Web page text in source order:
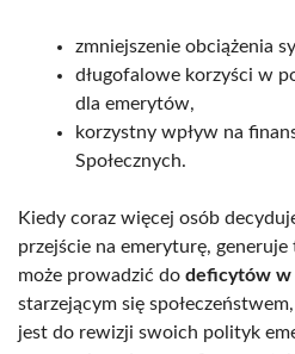
zmniejszenie obciążenia
długofalowe korzyści w
dla emerytów,
korzystny wpływ na
Społecznych.
Kiedy coraz więcej osób
przejście na emeryturę, generuje
może prowadzić do deficytów w
starzejącym się
jest do rewizji swoich polityk